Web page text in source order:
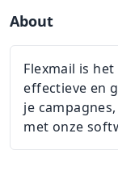
About
Flexmail is
effectieve en
je
met onze